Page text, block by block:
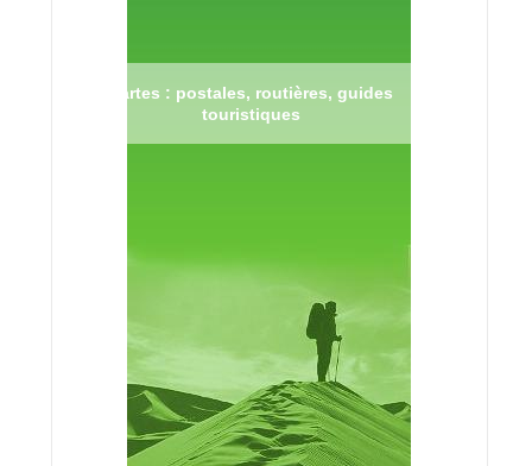
Cartes : postales, routières, guides
touristiques